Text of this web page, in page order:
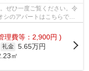
ぜひ一度ご覧ください。令
シのアパートはこちらで
理費等：2,900円 )
礼金 5.65万円
㎡